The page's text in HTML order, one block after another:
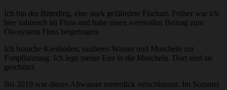
Ich bin der Bitterling, eine stark gefährdete Fischart. Früher war ich
hier zahlreich im Fluss und habe einen wertvollen Beitrag zum
Ökosystem Fluss beigetragen.
Ich brauche Kiesboden, sauberes Wasser und Muscheln zur
Fortpflanzung. Ich lege meine Eier in die Muscheln. Dort sind sie
geschützt.
Bis 2019 war dieses Altwasser meterdick verschlammt. Im Sommer